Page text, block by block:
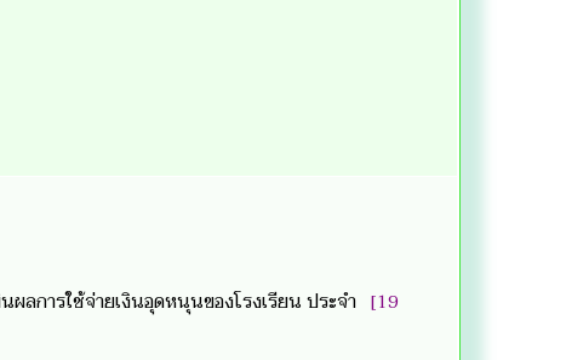
ลการใช้จ่ายเงินอุดหนุนของโรงเรียน ประจำ [19